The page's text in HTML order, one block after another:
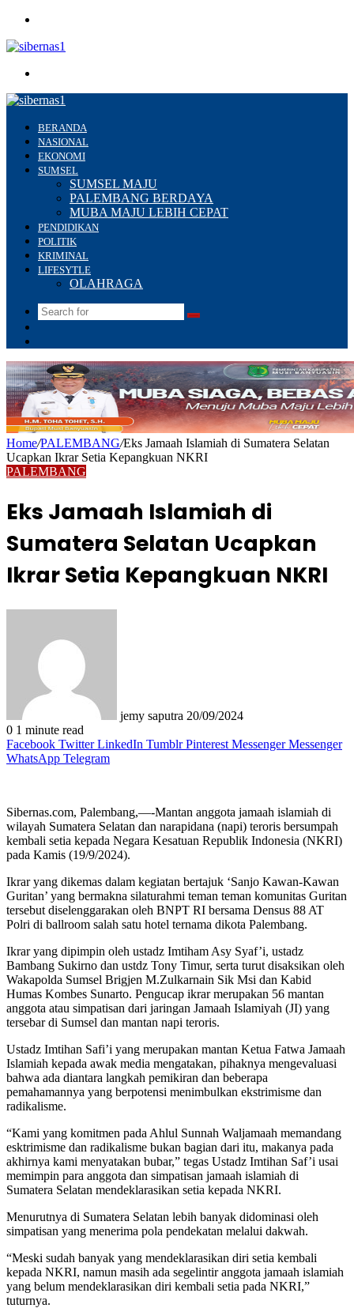
BERANDA
NASIONAL
EKONOMI
SUMSEL
SUMSEL MAJU
PALEMBANG BERDAYA
MUBA MAJU LEBIH CEPAT
PENDIDIKAN
POLITIK
KRIMINAL
LIFESYTLE
OLAHRAGA
Search
Home/PALEMBANG/Eks Jamaah Islamiah di Sumatera Selatan
Ucapkan Ikrar Setia Kepangkuan NKRI
PALEMBANG
Eks Jamaah Islamiah di
Sumatera Selatan Ucapkan
Ikrar Setia Kepangkuan NKRI
jemy saputra 20/09/2024
0 1 minute read
Facebook Twitter LinkedIn Tumblr Pinterest Messenger Messenger
WhatsApp Telegram
Sibernas.com, Palembang,—-Mantan anggota jamaah islamiah di
wilayah Sumatera Selatan dan narapidana (napi) teroris bersumpah
kembali setia kepada Negara Kesatuan Republik Indonesia (NKRI)
pada Kamis (19/9/2024).
Ikrar yang dikemas dalam kegiatan bertajuk ‘Sanjo Kawan-Kawan
Guritan’ yang bermakna silaturahmi teman teman komunitas Guritan
tersebut diselenggarakan oleh BNPT RI bersama Densus 88 AT
Polri di ballroom salah satu hotel ternama dikota Palembang.
Ikrar yang dipimpin oleh ustadz Imtiham Asy Syaf’i, ustadz
Bambang Sukirno dan ustdz Tony Timur, serta turut disaksikan oleh
Wakapolda Sumsel Brigjen M.Zulkarnain Sik Msi dan Kabid
Humas Kombes Sunarto. Pengucap ikrar merupakan 56 mantan
anggota atau simpatisan dari jaringan Jamaah Islamiyah (JI) yang
tersebar di Sumsel dan mantan napi teroris.
Ustadz Imtihan Safi’i yang merupakan mantan Ketua Fatwa Jamaah
Islamiah kepada awak media mengatakan, pihaknya mengevaluasi
bahwa ada diantara langkah pemikiran dan beberapa
pemahamannya yang berpotensi menimbulkan ekstrimisme dan
radikalisme.
“Kami yang komitmen pada Ahlul Sunnah Waljamaah memandang
esktrimisme dan radikalisme bukan bagian dari itu, makanya pada
akhirnya kami menyatakan bubar,” tegas Ustadz Imtihan Saf’i usai
memimpin para anggota dan simpatisan jamaah islamiah di
Sumatera Selatan mendeklarasikan setia kepada NKRI.
Menurutnya di Sumatera Selatan lebih banyak didominasi oleh
simpatisan yang menerima pola pendekatan melalui dakwah.
“Meski sudah banyak yang mendeklarasikan diri setia kembali
kepada NKRI, namun masih ada segelintir anggota jamaah islamiah
yang belum mendeklarasikan diri kembali setia pada NKRI,”
tuturnya.